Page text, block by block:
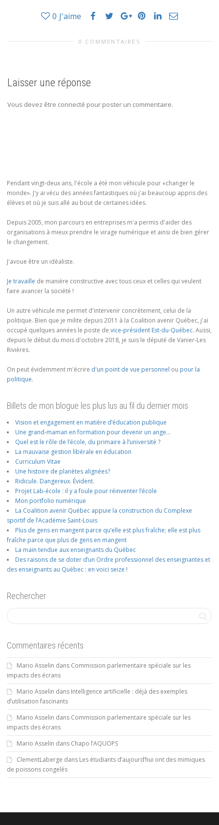
0 J'aime
0 COMMENTAIRES
Laisser une réponse
Vous devez être connecté pour poster un commentaire.
Pendant vingt-deux ans, l'école a été mon véhicule pour «changer le
monde». J'y ai vécu des années fantastiques où j'ai beaucoup appris des
élèves et où je suis allé au bout de certaines idées.
Depuis 2005, mon parcours en entreprises m'a permis d'aider des
organisations à mieux prendre le virage numérique et ainsi de bien gérer
le changement.
J'avoue être un idéaliste.
Je travaille de manière constructive avec tous ceux et celles qui veulent
faire avancer la société !
Un autre véhicule me permet d'intervenir concrètement, celui de la
politique. Bien que je milite depuis 2011 à la Coalition avenir Québec, j'ai
occupé quelques années le poste de vice-président Est-du-Québec. Aussi,
depuis le début du mois d'octobre 2018, je suis le député de Vanier-Les
Rivières.
On peut évidemment m'écrire d'un point de vue personnel ou pour la
politique.
Billets de mon blogue les plus lus au fil du dernier mois
Vision et engagement en matière d’éducation publique
Une grand-maman en formation pour devenir un ange…
Quel est le rôle de l’école, du primaire à l’université ?
La mauvaise gestion libérale en éducation
Curriculum Vitae
Une histoire de planètes alignées?
Ridicule. Dangereux. Évident.
Projet Lab-école : il y a foule pour réinventer l’école
Mon portfolio numérique
La Coalition avenir Québec appuie la construction du Complexe
sportif de l’Académie Saint-Louis
Plus de gens en mangent parce qu’elle est plus fraîche; elle est plus
fraîche parce que plus de gens en mangent
La main tendue aux enseignants du Québec
Des raisons de se doter d’un Ordre professionnel des enseignantes et
des enseignants au Québec : en voici seize !
Rechercher
Commentaires récents
Mario Asselin dans Commission parlementaire spéciale sur les
impacts des écrans
Mario Asselin dans Intelligence artificielle : déjà des exemples
d’utilisation fascinants
Mario Asselin dans Commission parlementaire spéciale sur les
impacts des écrans
Mario Asselin dans Chapo l’AQUOPS
ClementLaberge dans Les étudiants d’aujourd’hui ont des mimiques
de poissons congelés